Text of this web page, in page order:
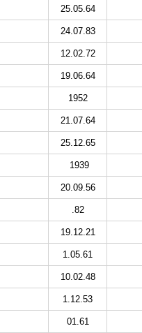
25.05.64
24.07.83
12.02.72
19.06.64
1952
21.07.64
25.12.65
1939
20.09.56
.82
19.12.21
1.05.61
10.02.48
1.12.53
01.61